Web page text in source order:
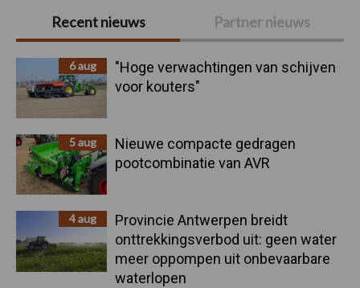
Primaire
Sidebar
Recent nieuws Partner nieuws
6 aug
"Hoge verwachtingen van schijven
voor kouters"
5 aug
Nieuwe compacte gedragen
pootcombinatie van AVR
4 aug
Provincie Antwerpen breidt
onttrekkingsverbod uit: geen water
meer oppompen uit onbevaarbare
waterlopen